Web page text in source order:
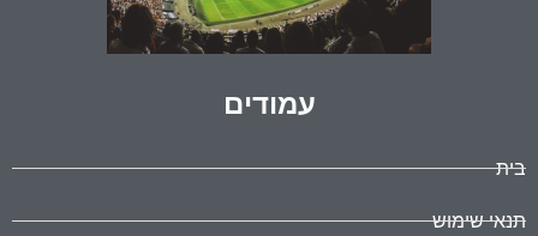
עמודים
בית
תנאי שימוש